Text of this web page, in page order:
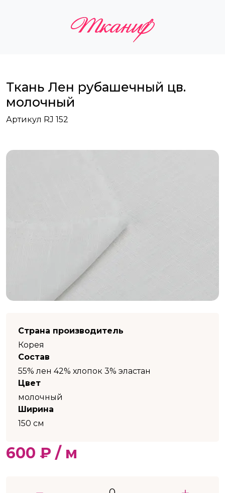
Ткань Лен рубашечный цв.
молочный
Артикул RJ 152
Страна производитель
Корея
Состав
55% лен 42% хлопок 3% эластан
Цвет
молочный
Ширина
150 см
600 ₽ / м